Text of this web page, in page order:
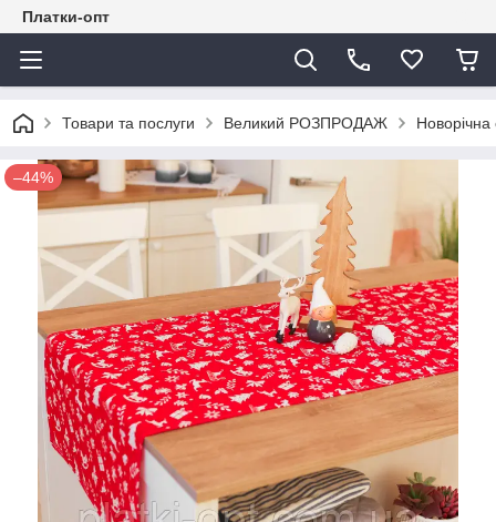
Платки-опт
Товари та послуги Великий РОЗПРОДАЖ
–44%